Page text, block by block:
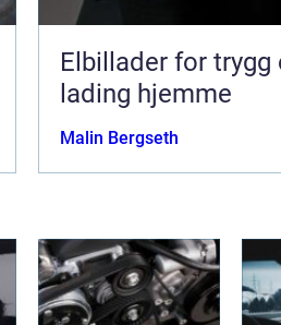
Elbillader for trygg
lading hjemme
Malin Bergseth